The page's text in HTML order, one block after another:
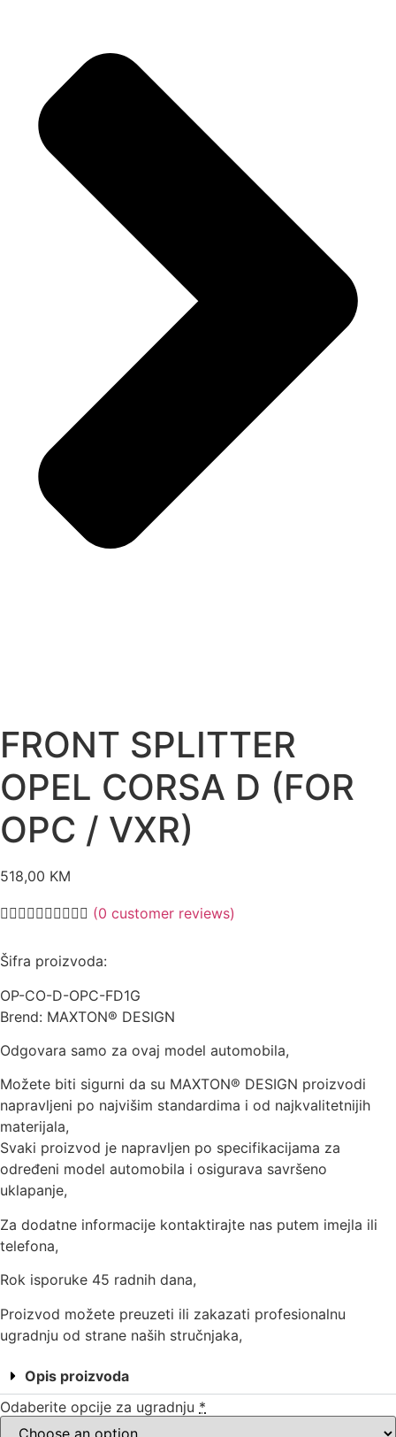
FRONT SPLITTER
OPEL CORSA D (FOR
OPC / VXR)
518,00 KM
(0 customer reviews)
Šifra proizvoda:
OP-CO-D-OPC-FD1G
Brend: MAXTON® DESIGN
Odgovara samo za ovaj model automobila,
Možete biti sigurni da su MAXTON® DESIGN proizvodi
napravljeni po najvišim standardima i od najkvalitetnijih
materijala,
Svaki proizvod je napravljen po specifikacijama za
određeni model automobila i osigurava savršeno
uklapanje,
Za dodatne informacije kontaktirajte nas putem imejla ili
telefona,
Rok isporuke 45 radnih dana,
Proizvod možete preuzeti ili zakazati profesionalnu
ugradnju od strane naših stručnjaka,
Opis proizvoda
Odaberite opcije za ugradnju *